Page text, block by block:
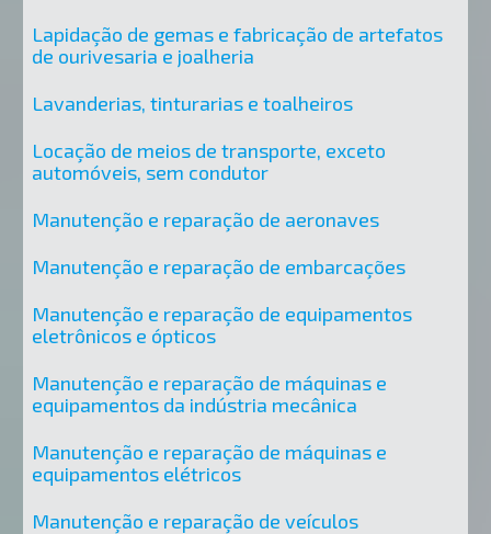
Lapidação de gemas e fabricação de artefatos
de ourivesaria e joalheria
Lavanderias, tinturarias e toalheiros
Locação de meios de transporte, exceto
automóveis, sem condutor
Manutenção e reparação de aeronaves
Manutenção e reparação de embarcações
Manutenção e reparação de equipamentos
eletrônicos e ópticos
Manutenção e reparação de máquinas e
equipamentos da indústria mecânica
Manutenção e reparação de máquinas e
equipamentos elétricos
Manutenção e reparação de veículos